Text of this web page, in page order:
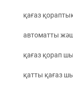
қағаз
автоматты
қағаз қорап
қатты қағаз